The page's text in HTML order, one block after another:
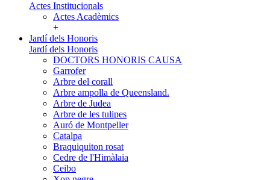
Actes Institucionals
Actes Acadèmics
+
Jardí dels Honoris
Jardí dels Honoris
DOCTORS HONORIS CAUSA
Garrofer
Arbre del corall
Arbre ampolla de Queensland.
Arbre de Judea
Arbre de les tulipes
Auró de Montpeller
Catalpa
Braquiquiton rosat
Cedre de l'Himàlaia
Ceibo